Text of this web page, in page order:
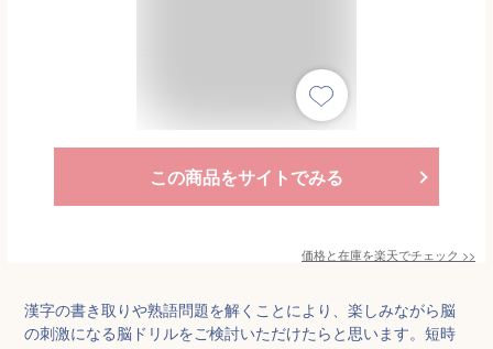
この商品をサイトでみる
価格と在庫を楽天でチェック >>
漢字の書き取りや熟語問題を解くことにより、楽しみながら脳
の刺激になる脳ドリルをご検討いただけたらと思います。短時